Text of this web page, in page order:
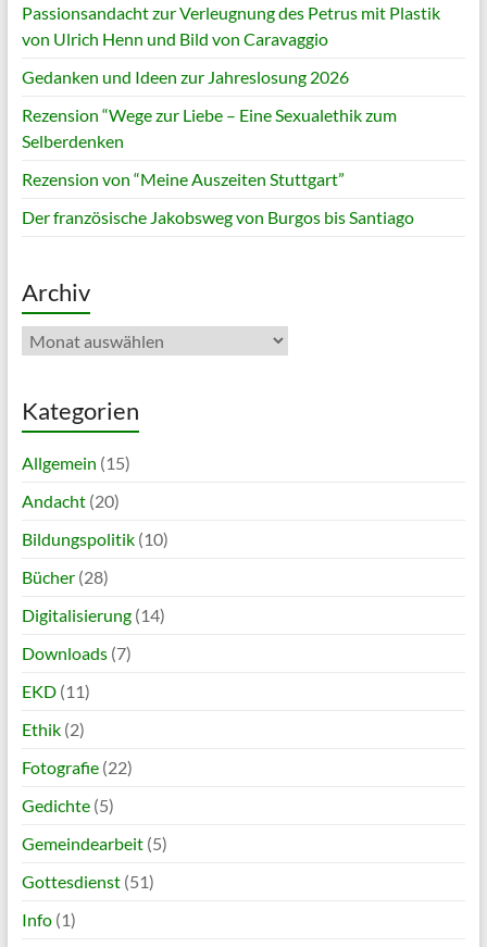
Passionsandacht zur Verleugnung des Petrus mit Plastik
von Ulrich Henn und Bild von Caravaggio
Gedanken und Ideen zur Jahreslosung 2026
Rezension “Wege zur Liebe – Eine Sexualethik zum
Selberdenken
Rezension von “Meine Auszeiten Stuttgart”
Der französische Jakobsweg von Burgos bis Santiago
Archiv
Archiv
Kategorien
Allgemein (15)
Andacht(20)
Bildungspolitik(10)
Bücher(28)
Digitalisierung(14)
Downloads(7)
EKD(11)
Ethik(2)
Fotografie(22)
Gedichte(5)
Gemeindearbeit(5)
Gottesdienst(51)
Info(1)